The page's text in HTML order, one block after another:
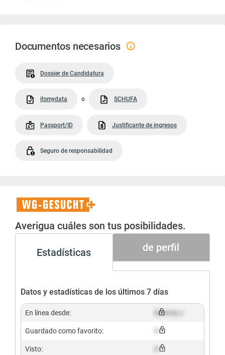
Documentos necesarios
Dossier de Candidatura
itsmydata o SCHUFA
Passport/ID Justificante de ingresos
Seguro de responsabilidad
WG-
Gesucht+
Averigua cuáles son tus posibilidades.
Estadísticas de perfil
Datos y estadísticas de los últimos 7 días
En línea desde: Dummy x
Guardado como favorito:
Visto: